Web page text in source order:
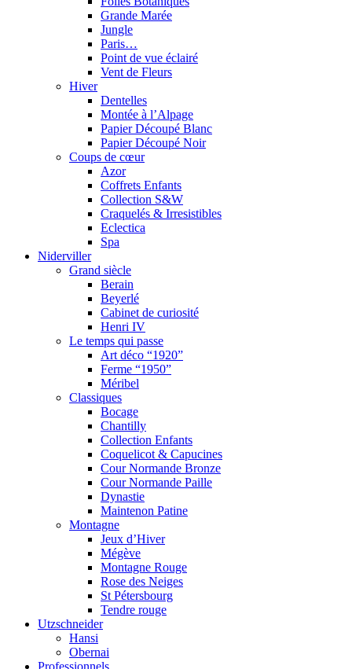
Grande Marée
Jungle
Paris…
Point de vue éclairé
Vent de Fleurs
Hiver
Dentelles
Montée à l’Alpage
Papier Découpé Blanc
Papier Découpé Noir
Coups de cœur
Azor
Coffrets Enfants
Collection S&W
Craquelés & Irresistibles
Eclectica
Spa
Niderviller
Grand siècle
Berain
Beyerlé
Cabinet de curiosité
Henri IV
Le temps qui passe
Art déco “1920”
Ferme “1950”
Méribel
Classiques
Bocage
Chantilly
Collection Enfants
Coquelicot & Capucines
Cour Normande Bronze
Cour Normande Paille
Dynastie
Maintenon Patine
Montagne
Jeux d’Hiver
Mégève
Montagne Rouge
Rose des Neiges
St Pétersbourg
Tendre rouge
Utzschneider
Hansi
Obernai
Professionnels